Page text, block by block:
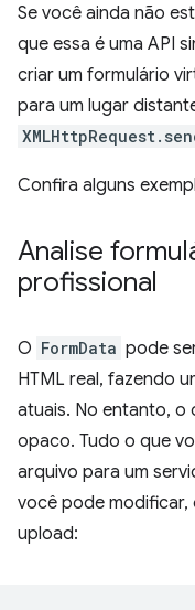
Se você ainda não
que essa é uma API
criar um formulário
para um lugar
Confira alguns
Analise
profissional
O FormData pode
HTML real, fazendo
atuais. No entanto,
opaco. Tudo o que
arquivo para um
você pode modificar,
upload: